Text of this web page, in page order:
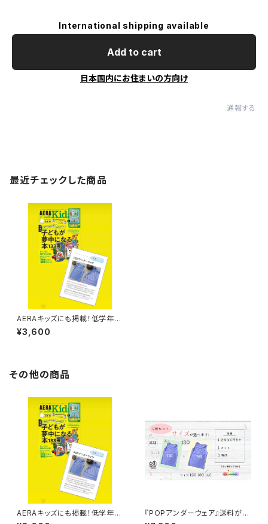
International shipping available
Add to cart
日本国内にお住まいの方向け
通報する
最近チェックした商品
AERAキッズにも掲載！低学年女
の子の胸の成長をまもる肌着『P
OPアンダーウェア』
¥3,600
その他の商品
AERAキッズにも掲載！低学年女
の子の胸の成長をまもる肌着『P
『POPアンダーウェア』送料がお
得な2枚セット！サイズも選べま